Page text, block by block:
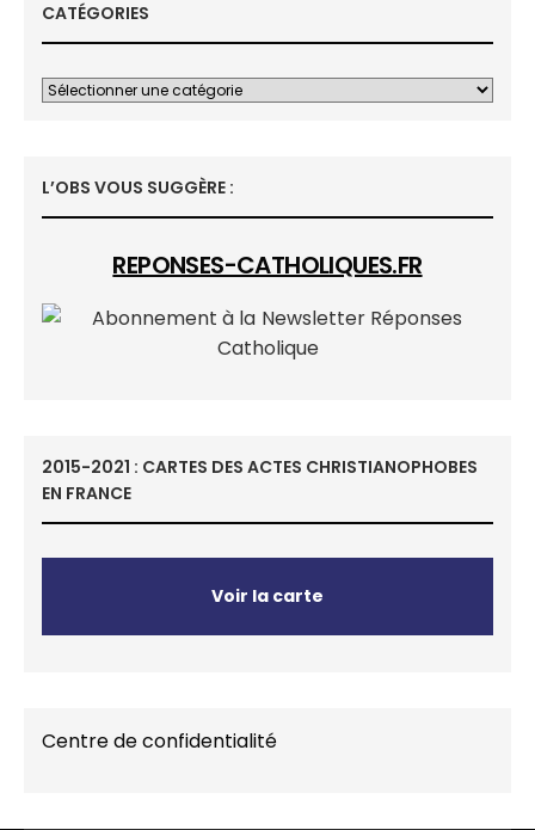
CATÉGORIES
L’OBS VOUS SUGGÈRE :
REPONSES-CATHOLIQUES.FR
2015-2021 : CARTES DES ACTES CHRISTIANOPHOBES
EN FRANCE
Voir la carte
Centre de confidentialité